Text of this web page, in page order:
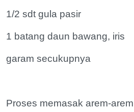
1/2 sdt gula pasir
1 batang daun bawang, iris
garam secukupnya
Proses memasak arem-arem